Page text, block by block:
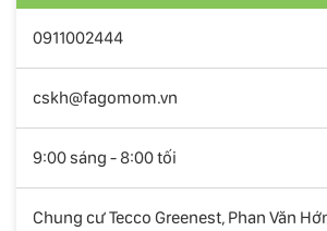
0911002444
cskh@fagomom.vn
9:00 sáng - 8:00 tối
Chung cư Tecco Greenest, Phan Văn